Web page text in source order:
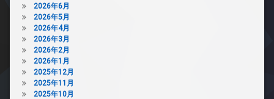
2026年6月
2026年5月
2026年4月
2026年3月
2026年2月
2026年1月
2025年12月
2025年11月
2025年10月